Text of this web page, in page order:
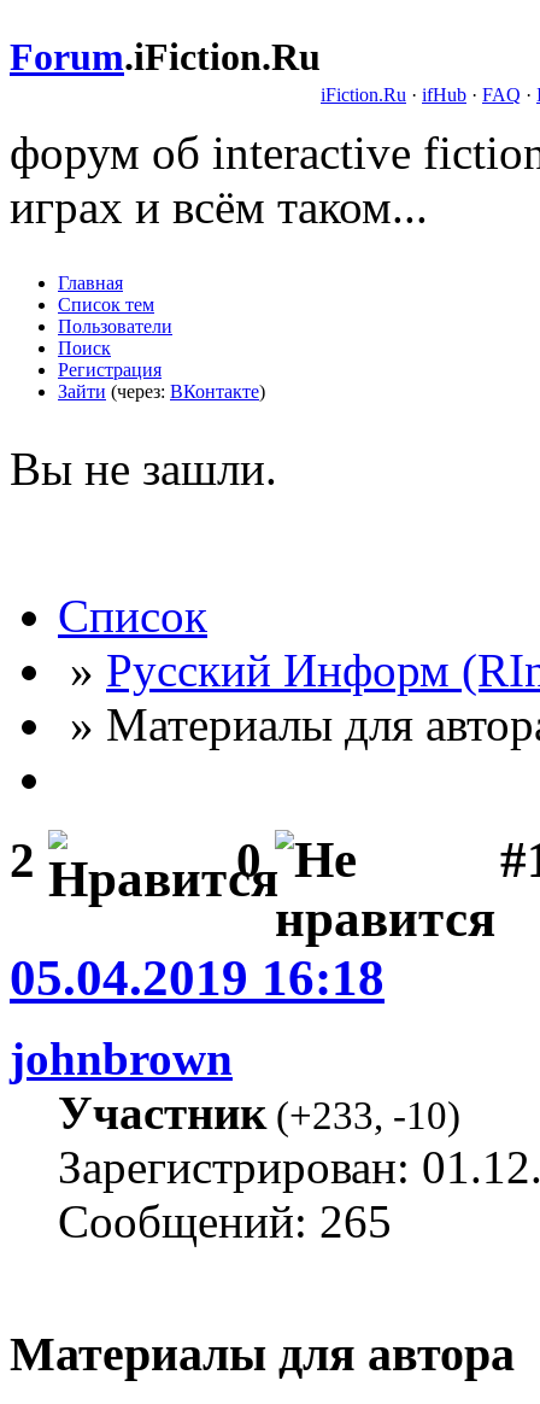
Forum.iFiction.Ru
iFiction.Ru · ifHub · FAQ ·
форум об interactive
играх и всём таком...
Главная
Список тем
Пользователи
Поиск
Регистрация
Зайти (через: ВКонтакте)
Вы не зашли.
Список
» Русский Информ
» Материалы для
2 0
05.04.2019 16:18
johnbrown
Участник(+233, -10)
Зарегистрирован:
Сообщений: 265
Материалы для автора